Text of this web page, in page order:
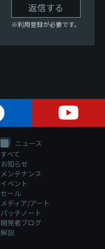
返信する
※利用登録が必要です。
ニュース
すべて
お知らせ
メンテナンス
イベント
セール
メディア/アート
パッチノート
開発者ブログ
解説